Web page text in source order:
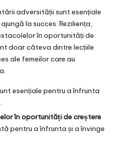
adversității sunt esențiale
la succes. Reziliența,
în oportunități de
doar câteva dintre lecțiile
ale femeilor care au
esențiale pentru a înfrunta
în oportunități de creștere
pentru a înfrunta și a învinge